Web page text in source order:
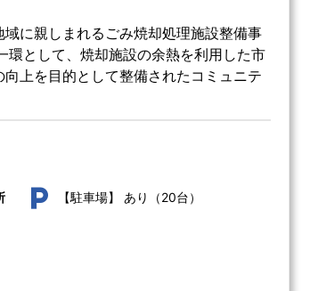
に親しまれるごみ焼却処理施設整備事
として、焼却施設の余熱を利用した市
上を目的として整備されたコミュニテ
【駐車場】 あり（20台）